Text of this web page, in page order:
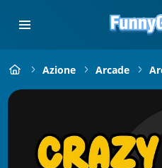
Azione Arcade